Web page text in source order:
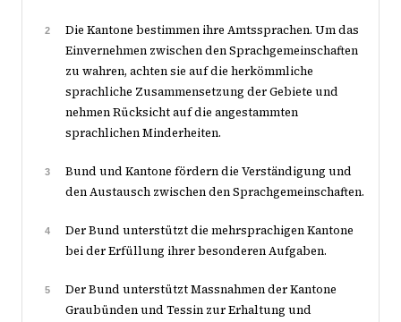
2
Die Kantone bestimmen ihre Amtssprachen. Um das
Einvernehmen zwischen den Sprachgemeinschaften
zu wahren, achten sie auf die herkömmliche
sprachliche Zusammensetzung der Gebiete und
nehmen Rücksicht auf die angestammten
sprachlichen Minderheiten.
3
Bund und Kantone fördern die Verständigung und
den Austausch zwischen den Sprachgemeinschaften.
4
Der Bund unterstützt die mehrsprachigen Kantone
bei der Erfüllung ihrer besonderen Aufgaben.
5
Der Bund unterstützt Massnahmen der Kantone
Graubünden und Tessin zur Erhaltung und